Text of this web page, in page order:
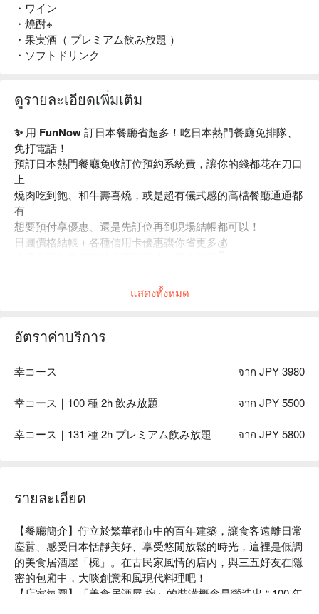
・ワイン
・焼酎※
・果実酒（ プレミアム飲み放題 ）
・ソフトドリンク
ดูรายละเอียดเพิ่มเติม
✨ 用 FunNow 訂日本餐廳省超多！吃日本熱門餐廳免排隊、
免打電話！
預訂日本熱門餐廳免收訂位預約系統費，讓你的錢都花在刀口
上
燒肉吃到飽、和牛壽喜燒，或是超有儀式感的高檔餐廳通通都
有
想要預付享優惠、還是先訂位再到現場結帳都可以！
日圓價格結帳＋各種信用卡優惠讓你省更多💰
แสดงทั้งหมด
อัตราค่าบริการ
幸コース จาก JPY 3980
幸コース｜100 種 2h 飲み放題 จาก JPY 5500
幸コース｜131 種 2h プレミアム飲み放題 จาก JPY 5800
รายละเอียด
【餐廳簡介】佇立於繁華都市中的百年建築，讓食客遠離日常
塵囂、感受日本恬靜美好、享受悠閒放鬆的時光，這裡是低調
的美食居酒屋「椀」。在古民家風情的店內，與三五好友在隱
密的包廂中，大啖創意和風現代料理吧！
【店家氛圍】「美食居酒屋 椀」的裝潢概念是營造出 “ 100 年